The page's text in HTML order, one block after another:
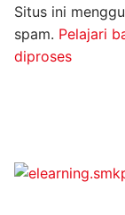
Situs ini
spam. Pelajari
diproses